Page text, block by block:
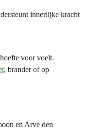
innerlijke kracht
voor voelt.
, brander of op
en Arve den